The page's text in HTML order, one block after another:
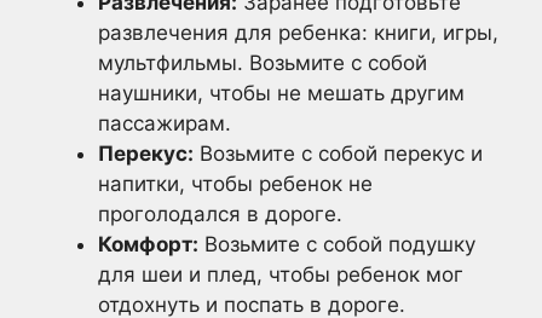
развлечения для ребенка: книги, игры,
мультфильмы. Возьмите с собой
наушники, чтобы не мешать другим
пассажирам.
Перекус: Возьмите с собой перекус и
напитки, чтобы ребенок не
проголодался в дороге.
Комфорт: Возьмите с собой подушку
для шеи и плед, чтобы ребенок мог
отдохнуть и поспать в дороге.